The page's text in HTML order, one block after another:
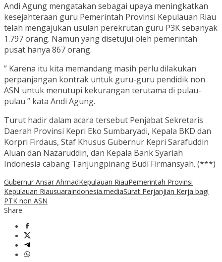
Andi Agung mengatakan sebagai upaya meningkatkan
kesejahteraan guru Pemerintah Provinsi Kepulauan Riau
telah mengajukan usulan perekrutan guru P3K sebanyak
1.797 orang. Namun yang disetujui oleh pemerintah
pusat hanya 867 orang.
” Karena itu kita memandang masih perlu dilakukan
perpanjangan kontrak untuk guru-guru pendidik non
ASN untuk menutupi kekurangan terutama di pulau-
pulau ” kata Andi Agung.
Turut hadir dalam acara tersebut Penjabat Sekretaris
Daerah Provinsi Kepri Eko Sumbaryadi, Kepala BKD dan
Korpri Firdaus, Staf Khusus Gubernur Kepri Sarafuddin
Aluan dan Nazaruddin, dan Kepala Bank Syariah
Indonesia cabang Tanjungpinang Budi Firmansyah. (***)
Gubernur Ansar AhmadKepulauan RiauPemerintah Provinsi
Kepulauan Riausuaraindonesia.mediaSurat Perjanjian Kerja bagi
PTK non ASN
Share